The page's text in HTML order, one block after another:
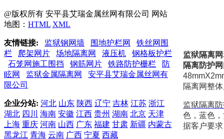
监狱隔离网
隔离防护网
隔离网整
监狱隔离
色，蓝色
据客户要
@版权所有 安平县艾瑞金属丝网有限公司 网站
地图： HTML XML
友情链接: 监狱钢网墙 围地护栏网
铁丝网围
栏
爬架网片 场地隔离网 液压机
钢格板护栏
石笼网施工围挡
钢筋网片 铁路防护栅栏
防
眩网
监狱金属隔离网
安平县艾瑞金属丝网有
限公司
企业分站: 河北 山东 陕西 辽宁 吉林 江苏 浙江
湖北 四川 海南 安徽 江西 贵州 湖南 北京 天津
上海 重庆 河南 山西 广东 福建 甘肃 新疆 内蒙古
黑龙江 青海 云南 广西 宁夏 西藏